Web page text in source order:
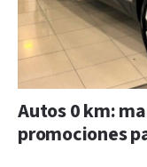
Autos 0 km:
promociones